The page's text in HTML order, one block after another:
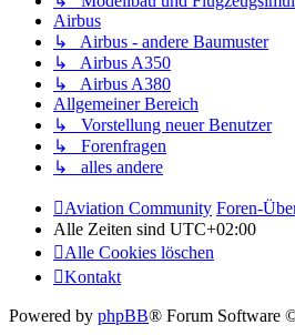
Airbus
↳ Airbus - andere Baumuster
↳ Airbus A350
↳ Airbus A380
Allgemeiner Bereich
↳ Vorstellung neuer Benutzer
↳ Forenfragen
↳ alles andere
Aviation Community Foren-
Alle Zeiten sind UTC+02:00
Alle Cookies löschen
Kontakt
Powered by phpBB® Forum Software